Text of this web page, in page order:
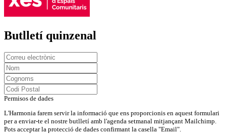
Butlletí quinzenal
Permisos de dades
L'Harmonia farem servir la informació que ens proporcionis en aquest formulari
per a enviar-te el nostre butlletí amb l'agenda setmanal mitjançant Mailchimp.
Pots acceptar la protecció de dades confirmant la casella "Email".